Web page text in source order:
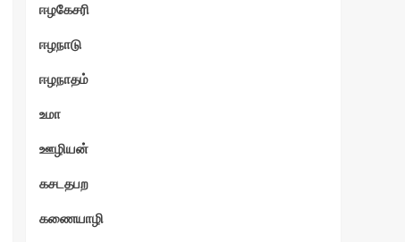
ஈழகேசரி
ஈழநாடு
ஈழநாதம்
உமா
ஊழியன்
கசடதபற
கணையாழி